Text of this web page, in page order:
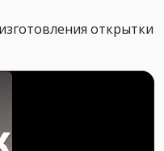
открытки